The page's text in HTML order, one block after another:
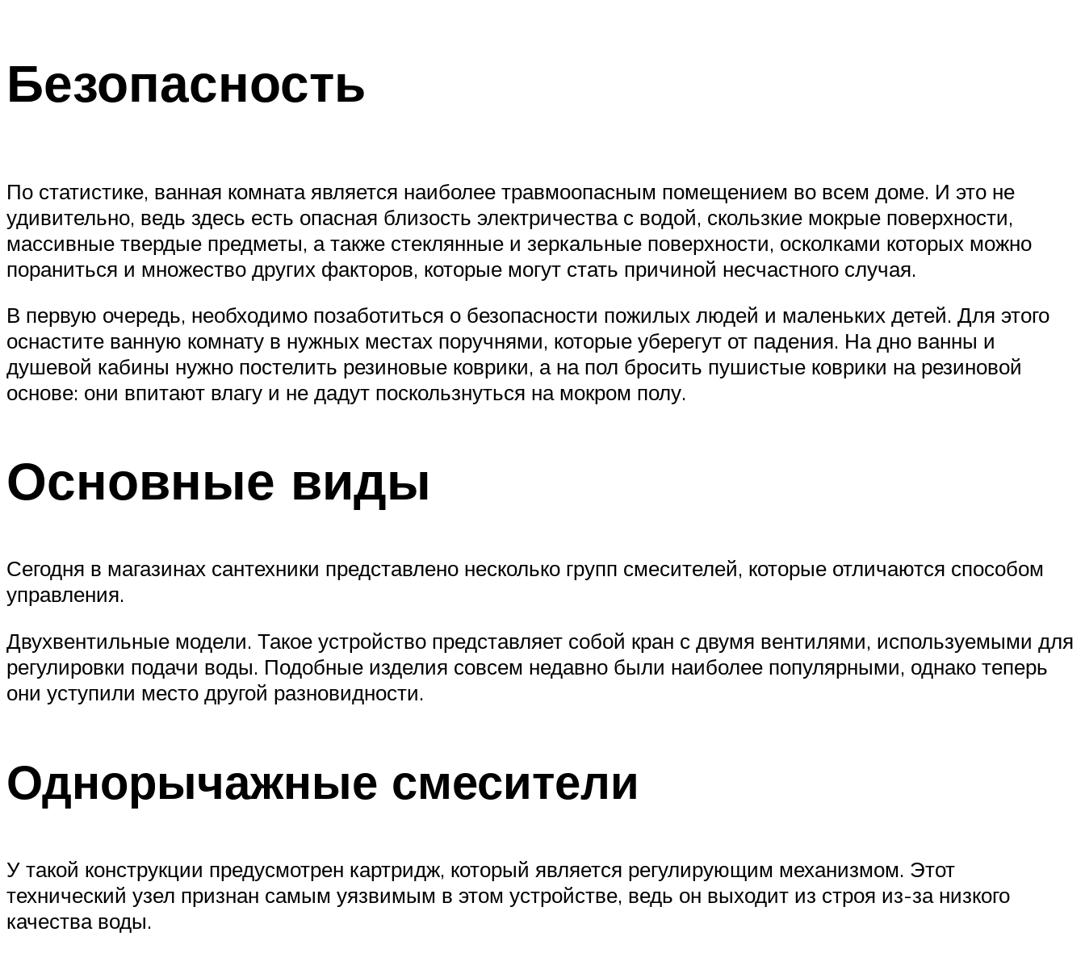
Безопасность
По статистике, ванная комната является наиболее травмоопасным помещением во всем доме. И это не
удивительно, ведь здесь есть опасная близость электричества с водой, скользкие мокрые поверхности,
массивные твердые предметы, а также стеклянные и зеркальные поверхности, осколками которых можно
пораниться и множество других факторов, которые могут стать причиной несчастного случая.
В первую очередь, необходимо позаботиться о безопасности пожилых людей и маленьких детей. Для этого
оснастите ванную комнату в нужных местах поручнями, которые уберегут от падения. На дно ванны и
душевой кабины нужно постелить резиновые коврики, а на пол бросить пушистые коврики на резиновой
основе: они впитают влагу и не дадут поскользнуться на мокром полу.
Основные виды
Сегодня в магазинах сантехники представлено несколько групп смесителей, которые отличаются способом
управления.
Двухвентильные модели. Такое устройство представляет собой кран с двумя вентилями, используемыми для
регулировки подачи воды. Подобные изделия совсем недавно были наиболее популярными, однако теперь
они уступили место другой разновидности.
Однорычажные смесители
У такой конструкции предусмотрен картридж, который является регулирующим механизмом. Этот
технический узел признан самым уязвимым в этом устройстве, ведь он выходит из строя из-за низкого
качества воды.